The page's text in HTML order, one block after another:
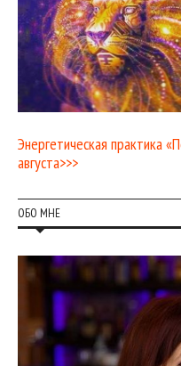
Энергетическая практика
августа>>>
ОБО МНЕ